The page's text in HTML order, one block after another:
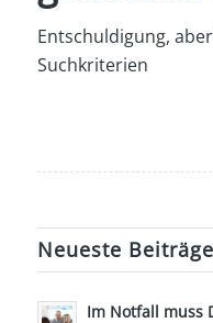
Entschuldigung,
Suchkriterien
Neueste Beiträge
Im Notfall muss